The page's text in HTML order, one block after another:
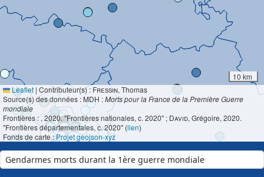
10 km
Leaflet | Contributeur(s) : Fressin, Thomas
Source(s) des données : MDH :Morts pour la France de la Première Guerre
mondiale
Frontières :, 2020. "Frontières nationales, c. 2020" ; David, Grégoire, 2020.
"Frontières départementales, c. 2020" (lien)
Fonds de carte :Projet geojson-xyz